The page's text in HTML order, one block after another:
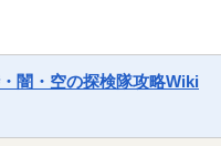
闇・空の探検隊攻略Wiki